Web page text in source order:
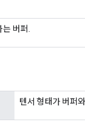
버퍼.
텐서 형태가 버퍼